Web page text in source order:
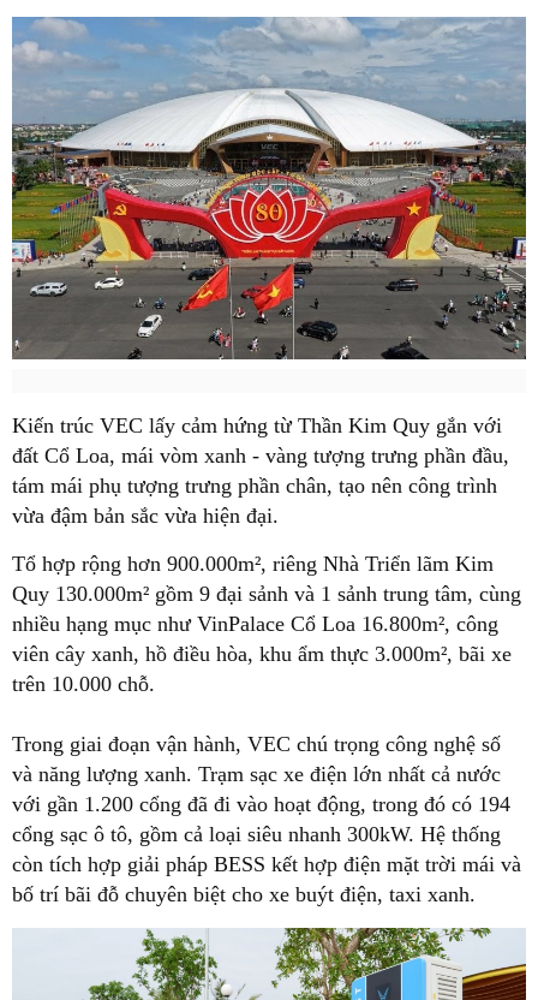
Kiến trúc VEC lấy cảm hứng từ Thần Kim Quy gắn với
đất Cổ Loa, mái vòm xanh - vàng tượng trưng phần đầu,
tám mái phụ tượng trưng phần chân, tạo nên công trình
vừa đậm bản sắc vừa hiện đại.
Tổ hợp rộng hơn 900.000m², riêng Nhà Triển lãm Kim
Quy 130.000m² gồm 9 đại sảnh và 1 sảnh trung tâm, cùng
nhiều hạng mục như VinPalace Cổ Loa 16.800m², công
viên cây xanh, hồ điều hòa, khu ẩm thực 3.000m², bãi xe
trên 10.000 chỗ.
Trong giai đoạn vận hành, VEC chú trọng công nghệ số
và năng lượng xanh. Trạm sạc xe điện lớn nhất cả nước
với gần 1.200 cổng đã đi vào hoạt động, trong đó có 194
cổng sạc ô tô, gồm cả loại siêu nhanh 300kW. Hệ thống
còn tích hợp giải pháp BESS kết hợp điện mặt trời mái và
bố trí bãi đỗ chuyên biệt cho xe buýt điện, taxi xanh.